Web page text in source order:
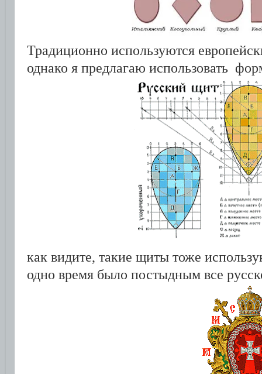
Традиционно используются
однако я предлагаю использовать
как видите, такие щиты тоже
одно время было постыдным все